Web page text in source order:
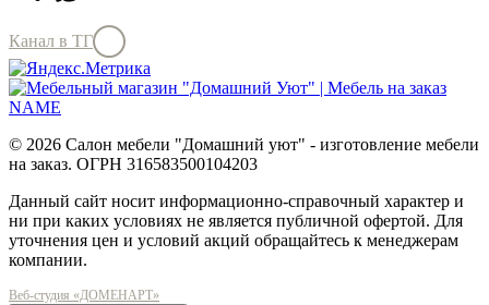
Канал в ТГ
© 2026 Салон мебели "Домашний уют" - изготовление мебели
на заказ. ОГРН 316583500104203
Данный сайт носит информационно-справочный характер и
ни при каких условиях не является публичной офертой. Для
уточнения цен и условий акций обращайтесь к менеджерам
компании.
Веб-студия «ДОМЕНАРТ»